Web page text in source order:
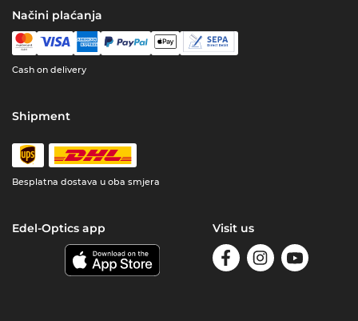
Načini plaćanja
Cash on delivery
Shipment
Besplatna dostava u oba smjera
Edel-Optics app Visit us